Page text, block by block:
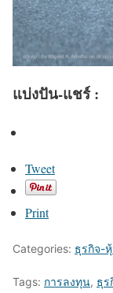
แบ่งปัน-แชร์ :
Tweet
Print
Categories: ธุรกิจ-
Tags: การลงทุน, ธุร